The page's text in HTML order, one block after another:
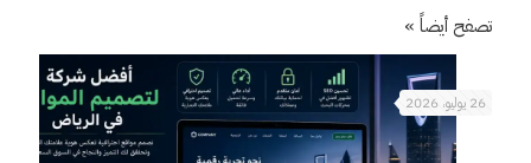
تصفح أيضاً »
26 يوليو، 2026